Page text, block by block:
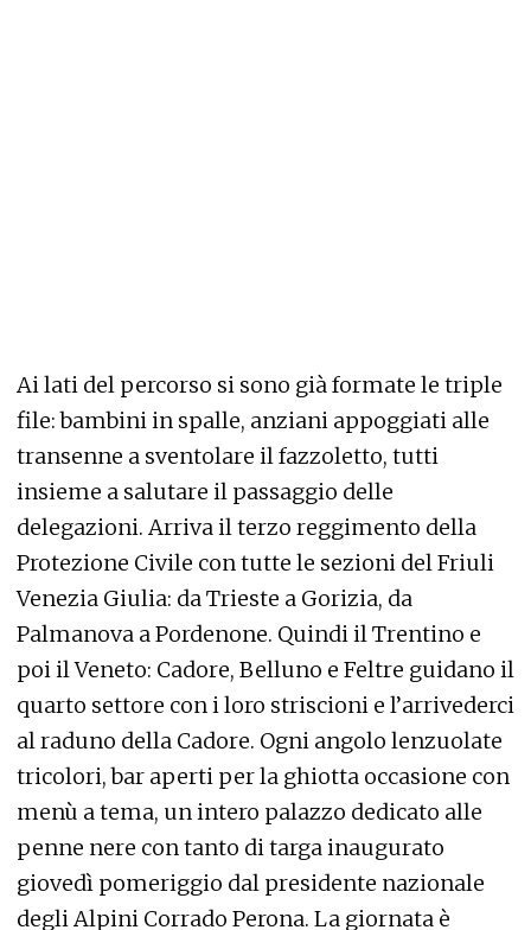
Ai lati del percorso si sono già formate le triple
file: bambini in spalle, anziani appoggiati alle
transenne a sventolare il fazzoletto, tutti
insieme a salutare il passaggio delle
delegazioni. Arriva il terzo reggimento della
Protezione Civile con tutte le sezioni del Friuli
Venezia Giulia: da Trieste a Gorizia, da
Palmanova a Pordenone. Quindi il Trentino e
poi il Veneto: Cadore, Belluno e Feltre guidano il
quarto settore con i loro striscioni e l’arrivederci
al raduno della Cadore. Ogni angolo lenzuolate
tricolori, bar aperti per la ghiotta occasione con
menù a tema, un intero palazzo dedicato alle
penne nere con tanto di targa inaugurato
giovedì pomeriggio dal presidente nazionale
degli Alpini Corrado Perona. La giornata è